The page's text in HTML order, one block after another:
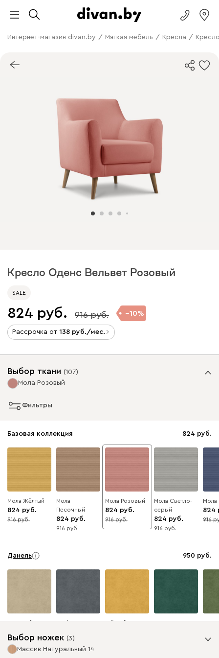
Интернет-магазин divan.by / Мягкая мебель / Кресла /
Кресло Оденс Вельвет Розовый
SALE
824 916 10
Рассрочка от 138 /мес.
Выбор ткани (107)
Мола Розовый
Фильтры
Базовая коллекция 824
Мола Жёлтый
824
10
916
Мола
Песочный
824
10
916
Мола Розовый
824
10
916
Мола Светло-
серый
824
10
916
Мола
824
10
916
Данель 950
Бежевый Графит Жёлтый Изумруд
Выбор ножек (3)
Массив Натуральный 14